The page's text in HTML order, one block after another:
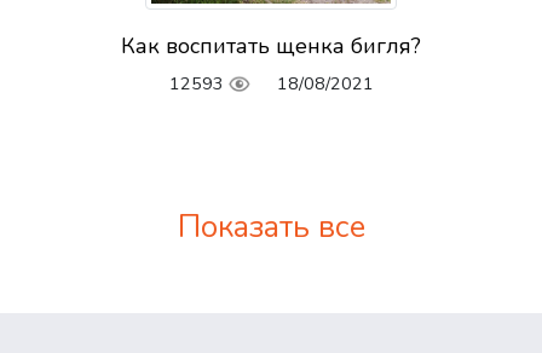
Как воспитать щенка бигля?
12593 18/08/2021
Показать все